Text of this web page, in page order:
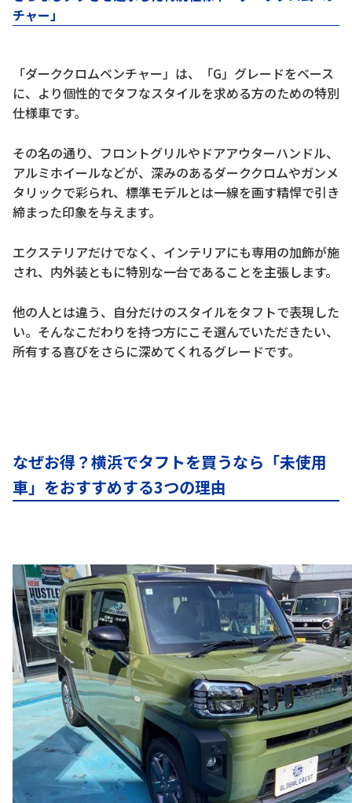
チャー」
「ダーククロムベンチャー」は、「G」グレードをベース
に、より個性的でタフなスタイルを求める方のための特別
仕様車です。
その名の通り、フロントグリルやドアアウターハンドル、
アルミホイールなどが、深みのあるダーククロムやガンメ
タリックで彩られ、標準モデルとは一線を画す精悍で引き
締まった印象を与えます。
エクステリアだけでなく、インテリアにも専用の加飾が施
され、内外装ともに特別な一台であることを主張します。
他の人とは違う、自分だけのスタイルをタフトで表現した
い。そんなこだわりを持つ方にこそ選んでいただきたい、
所有する喜びをさらに深めてくれるグレードです。
なぜお得？横浜でタフトを買うなら「未使用
車」をおすすめする3つの理由